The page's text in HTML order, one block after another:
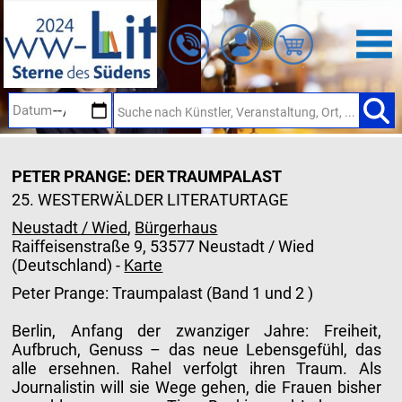
Zum
Hauptinhalt
springen
PETER PRANGE: DER TRAUMPALAST
25. WESTERWÄLDER LITERATURTAGE
Neustadt / Wied, Bürgerhaus
Raiffeisenstraße 9, 53577 Neustadt / Wied
(Deutschland) - Karte
Peter Prange: Traumpalast (Band 1 und 2 )
Berlin, Anfang der zwanziger Jahre: Freiheit,
Aufbruch, Genuss – das neue Lebensgefühl, das
alle ersehnen. Rahel verfolgt ihren Traum. Als
Journalistin will sie Wege gehen, die Frauen bisher